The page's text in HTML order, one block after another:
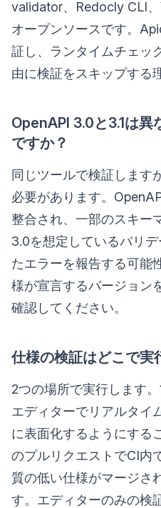
validator、Redocly CLI
オープンソースです。
証し、ランタイムチェッ
由に検証をスキップする
OpenAPI 3.0と3.1は異
ですか？
同じツールで検証します
必要があります。
整合され、一部のスキー
3.0を想定しているバリ
たエラーを報告する可能
様が宣言するバージョン
確認してください。
仕様の検証はどこで実
2つの場所で実行します
エディターでリアルタイ
に表面化するようにする
のプルリクエストでCI内
質の低い仕様がマージさ
す。エディターのみの検